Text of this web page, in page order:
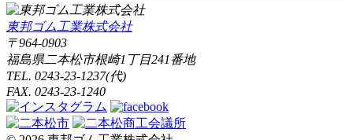
東邦ゴム工業株式会社
〒964-0903
福島県二本松市根崎1丁目241番地
TEL. 0243-23-1237(代)
FAX. 0243-23-1240